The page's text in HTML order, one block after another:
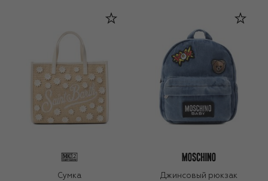
Сумка
Джинсовый рюкзак